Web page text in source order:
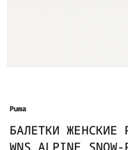
Puma
БАЛЕТКИ ЖЕНСКИЕ